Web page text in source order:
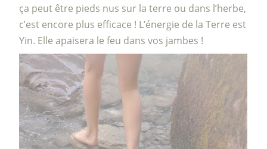
ça peut être pieds nus sur la terre ou dans l’herbe,
c’est encore plus efficace ! L’énergie de la Terre est
Yin. Elle apaisera le feu dans vos jambes !